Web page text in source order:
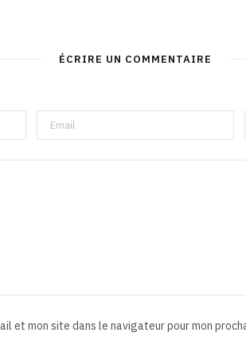
ÉCRIRE UN COMMENTAIRE
et mon site dans le navigateur pour mon